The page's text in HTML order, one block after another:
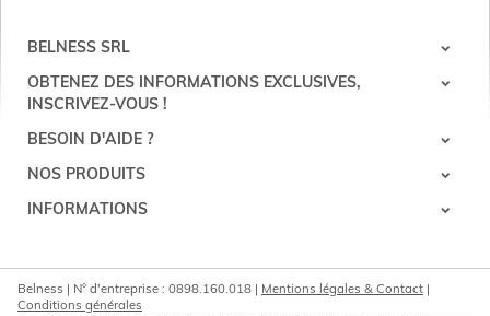
Pince à ongles à 4
charnières
80,90 €
Ajouter
BELNESS SRL
OBTENEZ DES INFORMATIONS EXCLUSIVES,
INSCRIVEZ-VOUS !
BESOIN D'AIDE ?
NOS PRODUITS
INFORMATIONS
Belness | N° d'entreprise : 0898.160.018 | Mentions légales & Contact
Conditions générales